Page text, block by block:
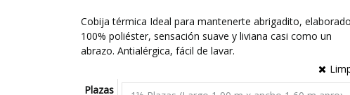
de
precios:
desde
Cobija térmica Ideal para mantenerte abrigadito,
100% poliéster, sensación suave y liviana casi como un
abrazo. Antialérgica, fácil de lavar.
Plazas